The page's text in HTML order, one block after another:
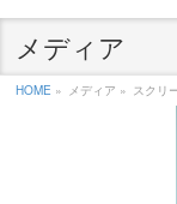
メディア
HOME » メディア » スクリ